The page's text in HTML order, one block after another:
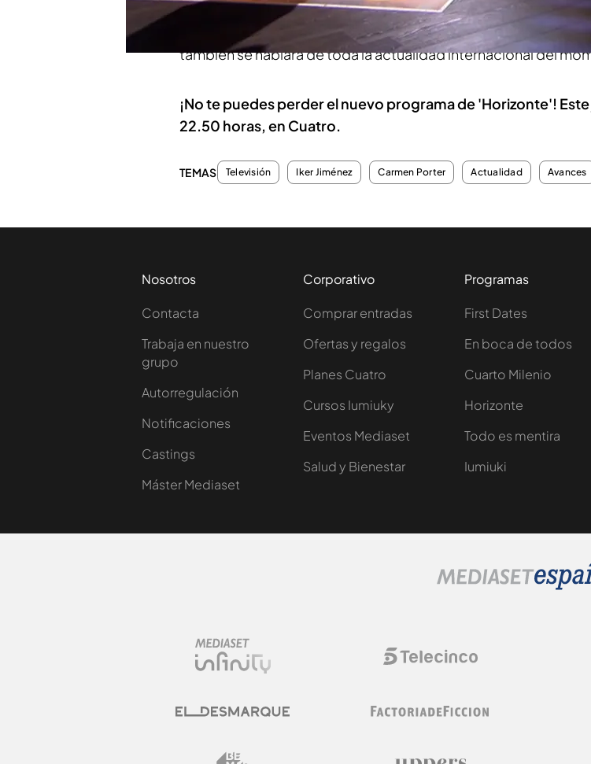
Twitter o un hombre congelado para vivir para siempre son
casos que Iker Jiménez tratará en el nuevo programa. Por otra
también se hablará de toda la actualidad internacional del
¡No te puedes perder el nuevo programa de 'Horizonte'! Este
22.50 horas, en Cuatro.
TEMAS Televisión Iker Jiménez Carmen Porter Actualidad Avances
Nosotros
Contacta
Trabaja en nuestro
grupo
Autorregulación
Notificaciones
Castings
Máster Mediaset
Corporativo
Comprar entradas
Ofertas y regalos
Planes Cuatro
Cursos Iumiuky
Eventos Mediaset
Salud y Bienestar
Programas
First Dates
En boca de todos
Cuarto Milenio
Horizonte
Todo es mentira
Iumiuki